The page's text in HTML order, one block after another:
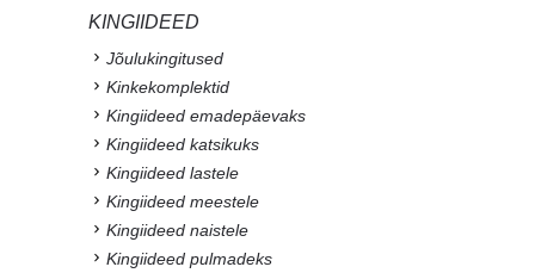
KINGIIDEED
Jõulukingitused
Kinkekomplektid
Kingiideed emadepäevaks
Kingiideed katsikuks
Kingiideed lastele
Kingiideed meestele
Kingiideed naistele
Kingiideed pulmadeks